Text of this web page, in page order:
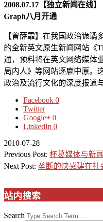
2008.07.17【独立新闻在线
Graph八月开通
【曾薛霏】在我国政治诡谲
的全新英文原生新闻网站《
通，预料将在英文网络媒体
局内人》等网站逐鹿中原。
政治及流行文化的深度报道
Facebook 0
Twitter
Google+ 0
LinkedIn 0
2010-07-28
Previous Post: 杯葛媒体与新
Next Post: 垄断的快感建在社
站内搜索
Search